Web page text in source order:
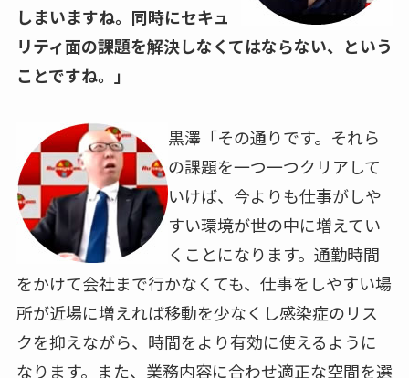
しまいますね。同時にセキュ
リティ面の課題を解決しなくてはならない、という
ことですね。」
黒澤「その通りです。それら
の課題を一つ一つクリアして
いけば、今よりも仕事がしや
すい環境が世の中に増えてい
くことになります。通勤時間
をかけて会社まで行かなくても、仕事をしやすい場
所が近場に増えれば移動を少なくし感染症のリス
クを抑えながら、時間をより有効に使えるように
なります。また、業務内容に合わせ適正な空間を選